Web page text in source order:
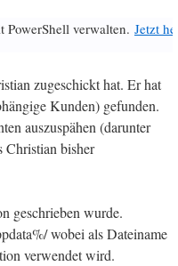
verwalten. Jetzt
zugeschickt hat. Er hat
Kunden) gefunden.
auszuspähen (darunter
Christian bisher
geschrieben wurde.
wobei als Dateiname
verwendet wird.